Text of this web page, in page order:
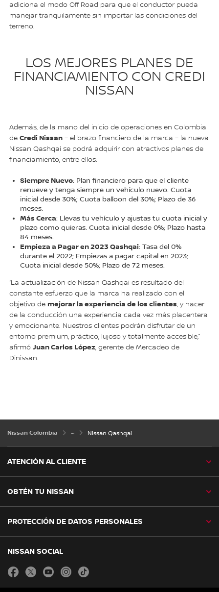
adiciona el modo Off Road para que el conductor pueda
manejar tranquilamente sin importar las condiciones del
terreno.
LOS MEJORES PLANES DE
FINANCIAMIENTO CON CREDI
NISSAN
Además, de la mano del inicio de operaciones en Colombia
deCredi Nissan – el brazo financiero de la marca – la nueva
Nissan Qashqai se podrá adquirir con atractivos planes de
financiamiento, entre ellos:
Siempre Nuevo: Plan financiero para que el cliente
renueve y tenga siempre un vehículo nuevo. Cuota
inicial desde 30%; Cuota balloon del 30%; Plazo de 36
meses.
Más Cerca: Llevas tu vehículo y ajustas tu cuota inicial y
plazo como quieras. Cuota inicial desde 0%; Plazo hasta
84 meses.
Empieza a Pagar en 2023 Qashqai: Tasa del 0%
durante el 2022; Empiezas a pagar capital en 2023;
Cuota inicial desde 50%; Plazo de 72 meses.
“La actualización de Nissan Qashqai es resultado del
constante esfuerzo que la marca ha realizado con el
objetivo de mejorar la experiencia de los clientes, y hacer
de la conducción una experiencia cada vez más placentera
y emocionante. Nuestros clientes podrán disfrutar de un
entorno premium, práctico, lujoso y totalmente accesible,”
afirmóJuan Carlos López, gerente de Mercadeo de
Dinissan.
Nissan Colombia Nissan Qashqai
ATENCIÓN AL CLIENTE
OBTÉN TU NISSAN
PROTECCIÓN DE DATOS PERSONALES
NISSAN SOCIAL
facebooktwitter youtube instagram